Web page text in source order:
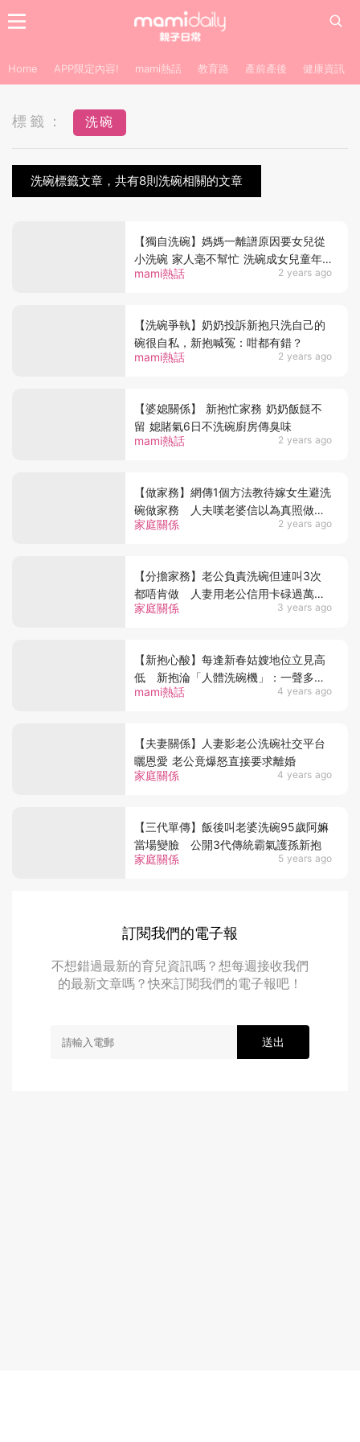
Home APP限定內容! mami熱話 教育路 產前產後 健康資訊
標籤： 洗碗
洗碗標籤文章，共有8則洗碗相關的文章
mami熱話 2 years ago
【獨自洗碗】媽媽一離譜原因要女兒從
小洗碗 家人毫不幫忙 洗碗成女兒童年
陰影
mami熱話 2 years ago
【洗碗爭執】奶奶投訴新抱只洗自己的
碗很自私，新抱喊冤：咁都有錯？
mami熱話 2 years ago
【婆媳關係】 新抱忙家務 奶奶飯餸不
留 媳賭氣6日不洗碗廚房傳臭味
家庭關係 2 years ago
【做家務】網傳1個方法教待嫁女生避洗
碗做家務 人夫嘆老婆信以為真照做勁
崩潰
家庭關係 3 years ago
【分擔家務】老公負責洗碗但連叫3次
都唔肯做 人妻用老公信用卡碌過萬元
解決
mami熱話 4 years ago
【新抱心酸】每逢新春姑嫂地位立見高
低 新抱淪「人體洗碗機」：一聲多謝
都無
家庭關係 4 years ago
【夫妻關係】人妻影老公洗碗社交平台
曬恩愛 老公竟爆怒直接要求離婚
家庭關係 5 years ago
【三代單傳】飯後叫老婆洗碗95歲阿嫲
當場變臉 公開3代傳統霸氣護孫新抱
訂閱我們的電子報
不想錯過最新的育兒資訊嗎？想每週接收我們
的最新文章嗎？快來訂閱我們的電子報吧！
送出